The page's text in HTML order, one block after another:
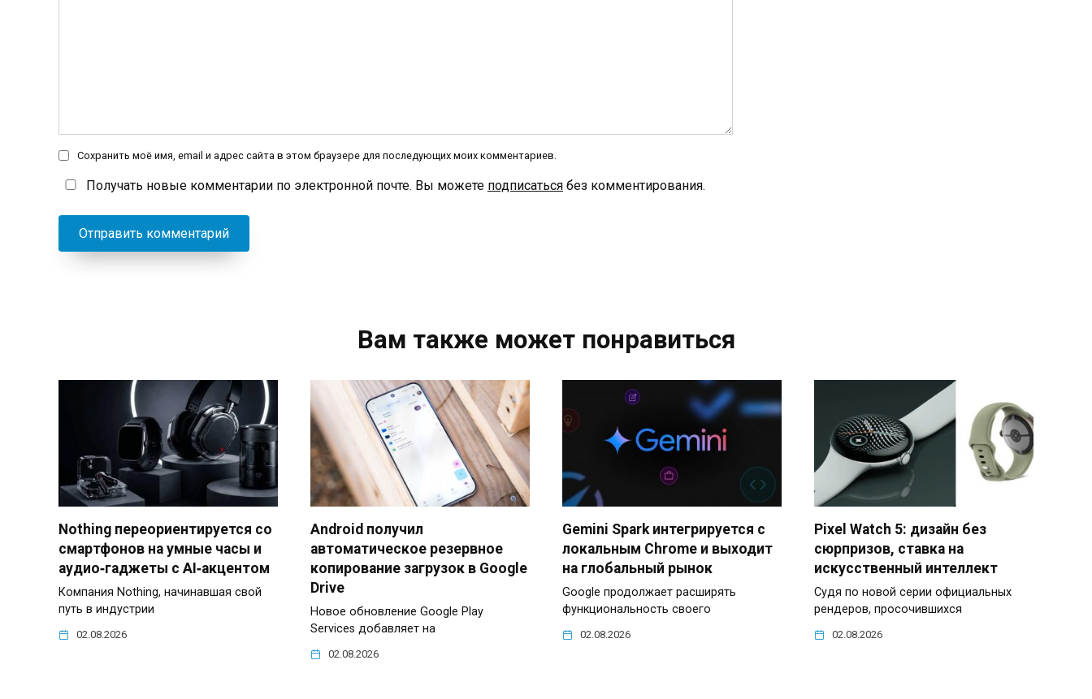
Сохранить моё имя, email и адрес сайта в этом браузере для последующих моих комментариев.
Получать новые комментарии по электронной почте. Вы можете подписаться без комментирования.
Вам также может понравиться
Nothing переориентируется со
смартфонов на умные часы и
аудио‑гаджеты с AI‑акцентом
Компания Nothing, начинавшая свой
путь в индустрии
02.08.2026
Android получил
автоматическое резервное
копирование загрузок в Google
Drive
Новое обновление Google Play
Services добавляет на
02.08.2026
Gemini Spark интегрируется с
локальным Chrome и выходит
на глобальный рынок
Google продолжает расширять
функциональность своего
02.08.2026
Pixel Watch 5: дизайн без
сюрпризов, ставка на
искусственный интеллект
Судя по новой серии официальных
рендеров, просочившихся
02.08.2026